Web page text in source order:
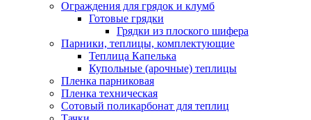
Ограждения для грядок и клумб
Готовые грядки
Грядки из плоского шифера
Парники, теплицы, комплектующие
Теплица Капелька
Купольные (арочные) теплицы
Пленка парниковая
Пленка техническая
Сотовый поликарбонат для теплиц